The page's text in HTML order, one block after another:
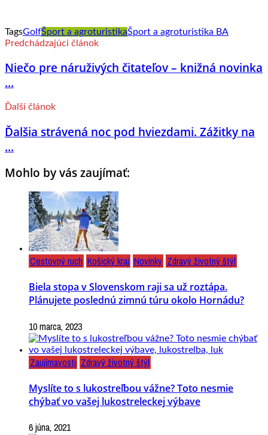
TagsGolfŠport a agroturistikaŠport a agroturistika BA
Predchádzajúci článok
Niečo pre náruživých čitateľov – knižná novinka
...
Ďalší článok
Ďalšia strávená noc pod hviezdami. Zážitky na
...
Mohlo by vás zaujímať:
Cestovný ruch Košický kraj Novinky Zdravý životný štýl
Biela stopa v Slovenskom raji sa už roztápa.
Plánujete poslednú zimnú túru okolo Hornádu?
10 marca, 2023
Zaujímavosti Zdravý životný štýl
Myslíte to s lukostreľbou vážne? Toto nesmie
chýbať vo vašej lukostreleckej výbave
6 júna, 2021